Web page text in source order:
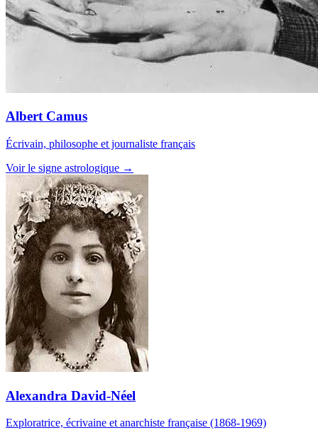
Albert Camus
Écrivain, philosophe et journaliste français
Voir le signe astrologique →
Alexandra David-Néel
Exploratrice, écrivaine et anarchiste française (1868-1969)